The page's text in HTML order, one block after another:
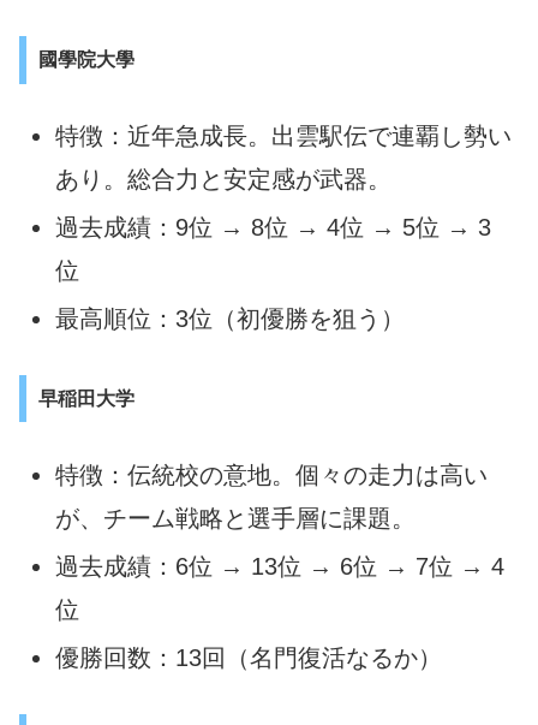
國學院大學
特徴：近年急成長。出雲駅伝で連覇し勢い
あり。総合力と安定感が武器。
過去成績：9位 → 8位 → 4位 → 5位 → 3
位
最高順位：3位（初優勝を狙う）
早稲田大学
特徴：伝統校の意地。個々の走力は高い
が、チーム戦略と選手層に課題。
過去成績：6位 → 13位 → 6位 → 7位 → 4
位
優勝回数：13回（名門復活なるか）